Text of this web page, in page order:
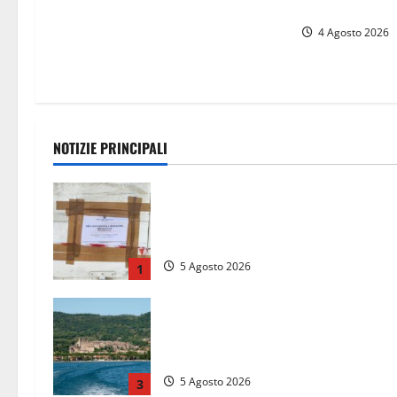
4 Agosto 2026
NOTIZIE PRINCIPALI
1 5 Agosto 2026
3 5 Agosto 2026